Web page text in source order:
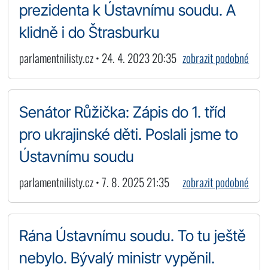
prezidenta k Ústavnímu soudu. A
klidně i do Štrasburku
parlamentnilisty.cz • 24. 4. 2023 20:35 zobrazit podobné
Senátor Růžička: Zápis do 1. tříd
pro ukrajinské děti. Poslali jsme to
Ústavnímu soudu
parlamentnilisty.cz • 7. 8. 2025 21:35 zobrazit podobné
Rána Ústavnímu soudu. To tu ještě
nebylo. Bývalý ministr vypěnil.